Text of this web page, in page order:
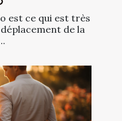
est ce qui est très
de la